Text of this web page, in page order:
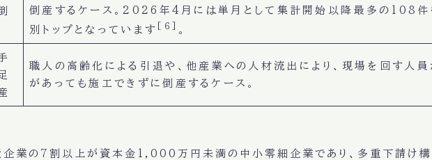
倒産するケース。2026年4月には単月として集計開始以降最多の108件
別トップとなっています
[6] 。
職人の高齢化による引退や、他産業への人材流出により、現場を回す人
があっても施工できずに倒産するケース。
企業の7割以上が資本金1,000万円未満の中小零細企業であり、多重下請け